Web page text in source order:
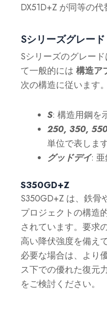
DX51D+Z が同等の代
Sシリーズグレード
Sシリーズのグレー
て一般的には構造ア
次の構造に従います。
S: 構造用鋼を
250, 350,
単位で表します
グッドデイ: 亜
S350GD+Z
S350GD+Z は、鉄骨
プロジェクトの構造
されています。要求
高い降伏強度を備え
必要な場合は、より
ス下での優れた復元
をご検討ください。